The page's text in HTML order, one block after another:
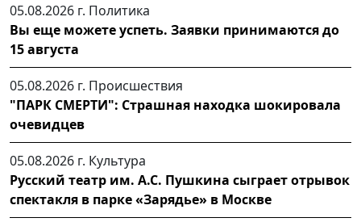
05.08.2026 г. Политика
Вы еще можете успеть. Заявки принимаются до
15 августа
05.08.2026 г. Происшествия
"ПАРК СМЕРТИ": Страшная находка шокировала
очевидцев
05.08.2026 г. Культура
Русский театр им. А.С. Пушкина сыграет отрывок
спектакля в парке «Зарядье» в Москве